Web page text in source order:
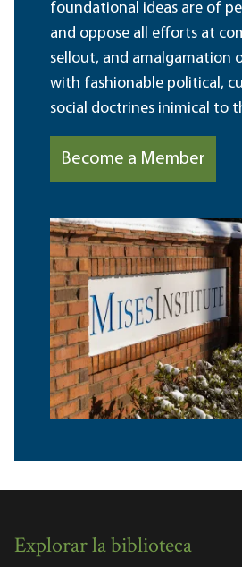
foundational ideas are of
and oppose all efforts at
sellout, and amalgamation
with fashionable political,
social doctrines inimical to
Become a Member
Explorar la biblioteca